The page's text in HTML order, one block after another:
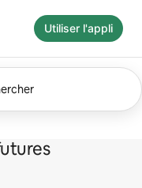
Utiliser l'appli
quand. Modifiez la
Expériences